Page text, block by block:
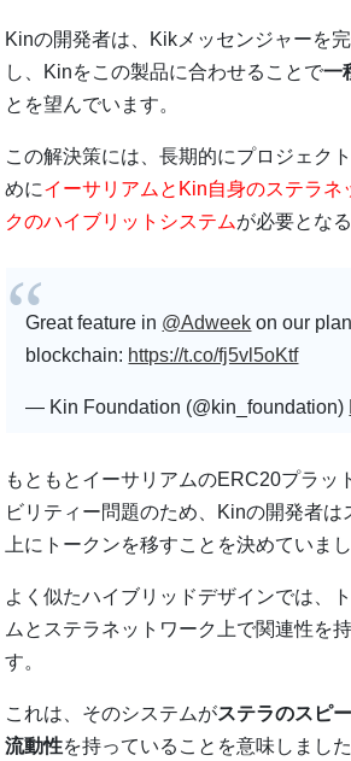
Kinの開発者は、Kikメッセンジャーを
し、Kinをこの製品に合わせることで一
とを望んでいます。
この解決策には、長期的にプロジェク
めにイーサリアムとKin自身のステラネ
クのハイブリットシステムが必要とな
Great feature in @Adweek on our
blockchain: https://t.co/fj5vl5oKtf
— Kin Foundation (@kin_foundation)
もともとイーサリアムのERC20プラッ
ビリティー問題のため、Kinの開発者は
上にトークンを移すことを決めていまし
よく似たハイブリッドデザインでは、
ムとステラネットワーク上で関連性を
す。
これは、そのシステムがステラのスピ
流動性を持っていることを意味しました